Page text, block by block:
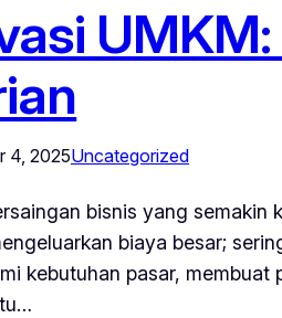
4, 2025Uncategorized
bisnis yang semakin
biaya besar;
kebutuhan pasar,